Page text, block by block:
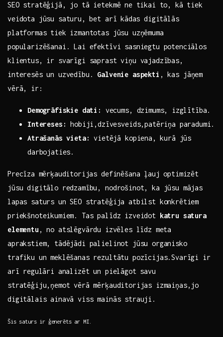
SEO stratēģijā, jo tā ietekmē⁤ ne tikai to, kā tiek
veidota jūsu saturu, ⁣bet arī ⁤kādas digitālās
platformas tiek izmantotas jūsu uzņēmuma
popularizēšanai. Lai efektīvi sasniegtu potenciālos
klientus, ir svarīgi saprast viņu vajadzības,
interesēs un uzvedību. Galvenie aspekti , kas jāņem
vērā, ir:
Demogrāfiskie​ dati:
vecums, dzimums, ⁤izglītība.
Intereses: hobiji,dzīvesveids,patēriņa paradumi.
Atrašanās vieta: vietējā kopiena,⁣ kurā jūs
darbojaties.
Precīza ⁤mērķauditorijas definēšana ļauj optimizēt
jūsu digitālo redzamību, nodrošinot, ka jūsu mājas
lapas saturs un SEO stratēģija atbilst konkrētiem
priekšnoteikumiem. Tas palīdz izveidot katru satura
elementu , no atslēgvārdu ⁢izvēles līdz meta
aprakstiem,‌ tādējādi palielinot jūsu organisko
trafiku un meklēšanas rezultātu pozīcijas.Svarīgi ir
arī⁣ regulāri analizēt un pielāgot savu
stratēģiju,ņemot vērā mērķauditorijas izmaiņas,jo⁢
digitālais ainavā viss mainās strauji.
Šis saturs ir ģenerēts ar MI.